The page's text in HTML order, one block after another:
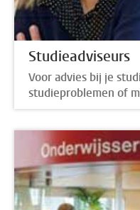
Studieadviseurs
Voor advies bij je
studieproblemen of